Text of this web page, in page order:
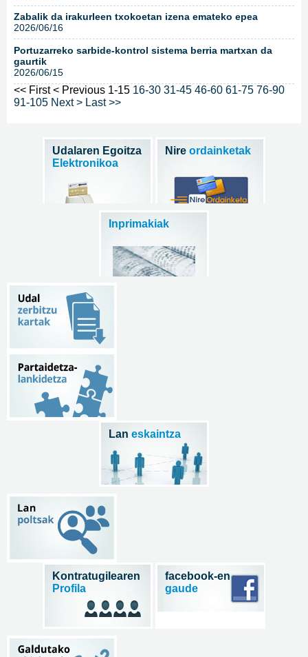
Zabalik da irakurleen txokoetan izena emateko epea
2026/06/16
Portuzarreko sarbide-kontrol sistema berria martxan da
gaurtik
2026/06/15
<< First < Previous 1-15 16-30 31-45 46-60 61-75 76-90
91-105 Next > Last >>
Udalaren Egoitza
Elektronikoa
Nire ordainketak
Inprimakiak
Lan eskaintza
Kontratugilearen
Profila
facebook-en
gaude